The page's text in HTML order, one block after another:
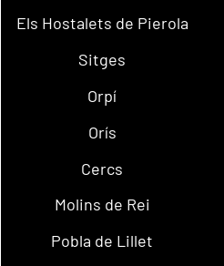
Els Hostalets de Pierola
Sitges
Orpí
Orís
Cercs
Molins de Rei
Pobla de Lillet